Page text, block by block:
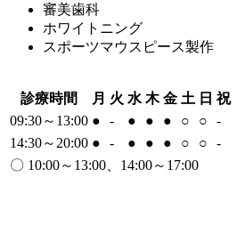
審美歯科
ホワイトニング
スポーツマウスピース製作
診療時間 月 火 水 木 金 土 日 祝
09:30～13:00 ● - ● ● ● ○ ○
-
14:30～20:00 ● - ● ● ● ○ ○
-
〇 10:00～13:00、14:00～17:00